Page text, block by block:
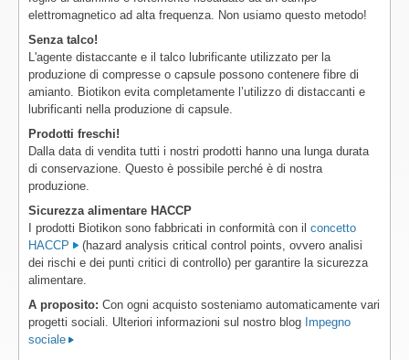
elettromagnetico ad alta frequenza. Non usiamo questo metodo!
Senza talco!
L'agente distaccante e il talco lubrificante utilizzato per la
produzione di compresse o capsule possono contenere fibre di
amianto. Biotikon evita completamente l’utilizzo di distaccanti e
lubrificanti nella produzione di capsule.
Prodotti freschi!
Dalla data di vendita tutti i nostri prodotti hanno una lunga durata
di conservazione. Questo è possibile perché è di nostra
produzione.
Sicurezza alimentare HACCP
I prodotti Biotikon sono fabbricati in conformità con il concetto
HACCP
(hazard analysis critical control points, ovvero analisi
dei rischi e dei punti critici di controllo) per garantire la sicurezza
alimentare.
A proposito: Con ogni acquisto sosteniamo automaticamente vari
progetti sociali. Ulteriori informazioni sul nostro blog Impegno
sociale